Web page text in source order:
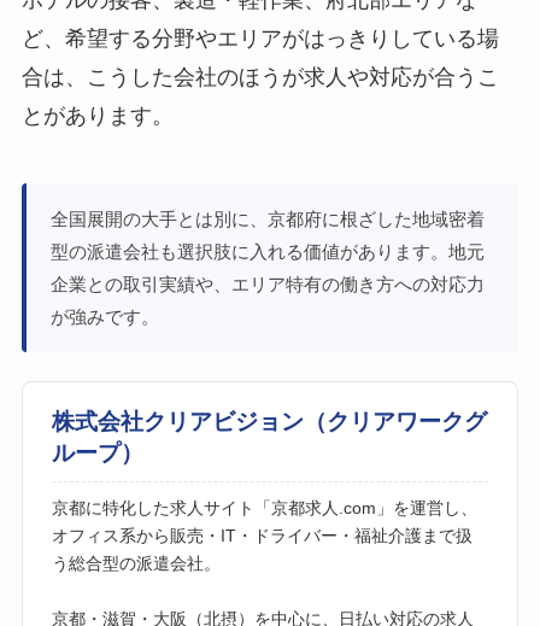
ど、希望する分野やエリアがはっきりしている場
合は、こうした会社のほうが求人や対応が合うこ
とがあります。
全国展開の大手とは別に、京都府に根ざした地域密着
型の派遣会社も選択肢に入れる価値があります。地元
企業との取引実績や、エリア特有の働き方への対応力
が強みです。
株式会社クリアビジョン（クリアワークグ
ループ）
京都に特化した求人サイト「京都求人.com」を運営し、
オフィス系から販売・IT・ドライバー・福祉介護まで扱
う総合型の派遣会社。
京都・滋賀・大阪（北摂）を中心に、日払い対応の求人